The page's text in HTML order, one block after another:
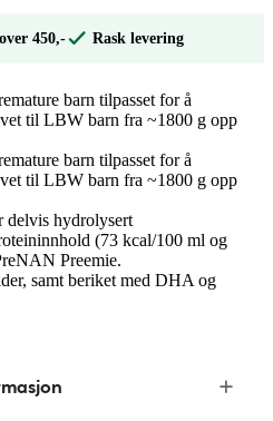
450,- Rask levering
barn tilpasset for å
til LBW barn fra ~1800 g opp
barn tilpasset for å
til LBW barn fra ~1800 g opp
delvis hydrolysert
(73 kcal/100 ml og
Preemie.
samt beriket med DHA og